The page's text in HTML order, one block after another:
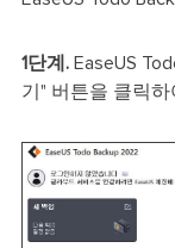
1단계.EaseUS
기" 버튼을 클릭